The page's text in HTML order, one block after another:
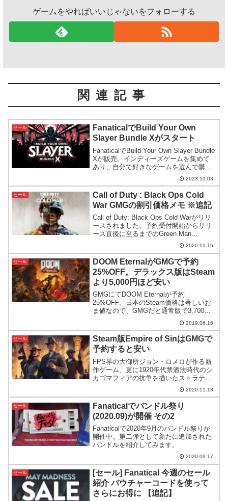
ゲームをやればいいじゃないをフォローする
関連記事
セール
FanaticalでBuild Your Own
Slayer Bundle Xがスタート
FanaticalでBuild Your Own Slayer Bundle
Xが販売。インディーズゲームを集めて
あり、自分で好きなゲームを選んで購入
するスタイルのバンドルです。今回はそ
こそこ有名なタイトルが入っています。
2023.10.03
セール
Call of Duty : Black Ops Cold
War GMGの割引価格メモ ※追記
Call of Duty: Black Ops Cold Warがリリ
ースされました。予約受付開始からリリ
ース直後に至るまでのGreen Man
Gaming(GMG)の割引率を掲載。今後の価
格検討の参考として記録するものです。
2020.11.16
セール
DOOM EternalがGMGで予約
25%OFF。デラックス版はSteam
より5,000円ほど安い
GMGにてDOOM Eternalが予約
25%OFF。日本のSteam価格は著しいお
ま値なので、GMGだと通常版で3,700円
ほどデラックス版だと5,000円近く安いと
2019.06.16
セール
Steam版Empire of SinはGMGで
予約すると安い
FPS界の大御所ジョン・ロメロが作る新
作ゲーム、更に1920年代禁酒法時代のシ
カゴマフィアの抗争を描いたストラテジ
ーゲームということで注目を集める
Empire of Sin。GMGでは予約セール中で
Steamで購入するよりも安くなっていま
す。
2020.11.13
セール
Fanaticalでバンドル祭り
(2020.09)が開催 その2
Fanaticalで2020年9月のバンドル祭りが
開催中。第二弾として新たに追加された
バンドルを紹介してみます。
2020.09.17
セール
[セール] Fanatical 今週のセール
紹介 バウチャーコードを使って
さらにお得に 【追記】